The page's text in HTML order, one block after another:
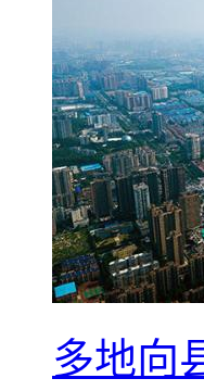
多地向